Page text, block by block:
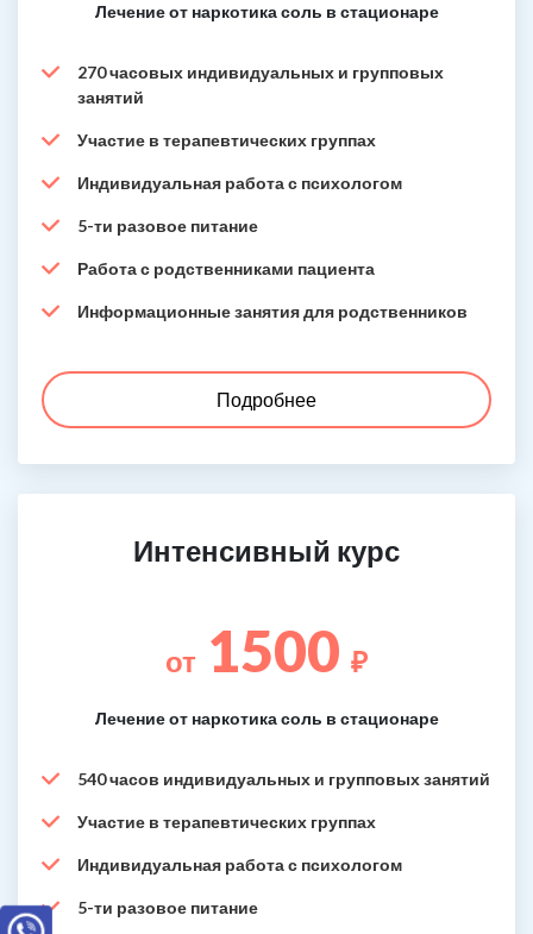
Лечение от наркотика соль в стационаре
270 часовых индивидуальных и групповых
занятий
Участие в терапевтических группах
Индивидуальная работа с психологом
5-ти разовое питание
Работа с родственниками пациента
Информационные занятия для родственников
Подробнее
Интенсивный курс
от 1500 ₽
Лечение от наркотика соль в стационаре
540 часов индивидуальных и групповых занятий
Участие в терапевтических группах
Индивидуальная работа с психологом
5-ти разовое питание